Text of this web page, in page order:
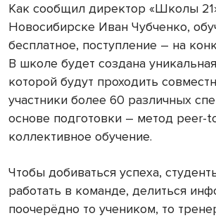
Как сообщил директор «Школы
Новосибирске Иван Чубченко,
бесплатное, поступление – на
В школе будет создана
которой будут проходить
участники более 60 различных
основе подготовки – метод peer-
коллективное обучение.
Чтобы добиваться успеха,
работать в команде, делиться
поочерёдно то учеником, то